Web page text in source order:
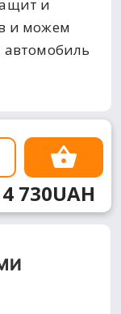
и
и можем
автомобиль
4 730UAH